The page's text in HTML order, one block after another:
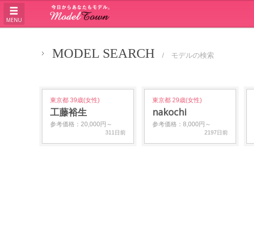
MENU
MODEL SEARCH / モデルの検索
東京都 39歳(女性)
工藤裕生
参考価格：20,000円～
311日前
東京都 29歳(女性)
nakochi
参考価格：8,000円～
2197日前